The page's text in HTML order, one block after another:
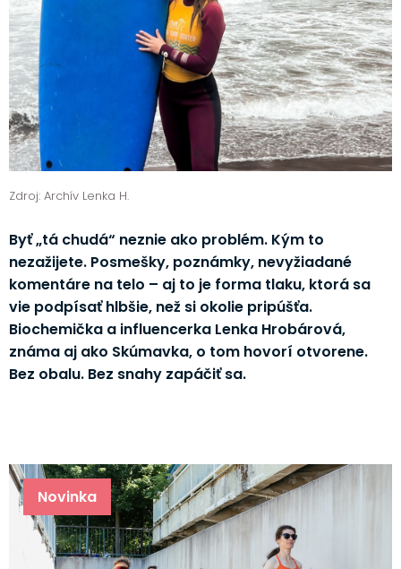
Zdroj: Archív Lenka H.
Byť „tá chudá“ neznie ako problém. Kým to
nezažijete. Posmešky, poznámky, nevyžiadané
komentáre na telo – aj to je forma tlaku, ktorá sa
vie podpísať hlbšie, než si okolie pripúšťa.
Biochemička a influencerka Lenka Hrobárová,
známa aj ako Skúmavka, o tom hovorí otvorene.
Bez obalu. Bez snahy zapáčiť sa.
Novinka